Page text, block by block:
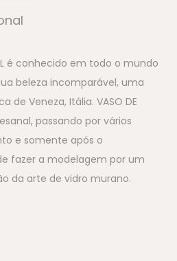
é conhecido em todo o mundo
beleza incomparável, uma
de Veneza, Itália. VASO DE
passando por vários
e somente após o
fazer a modelagem por um
da arte de vidro murano.